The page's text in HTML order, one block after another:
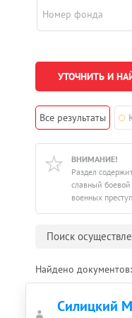
Номер фонда
Все результаты
ВНИМАНИЕ!
Раздел
славный боевой
военных
Поиск
Найдено документов:
Силицкий